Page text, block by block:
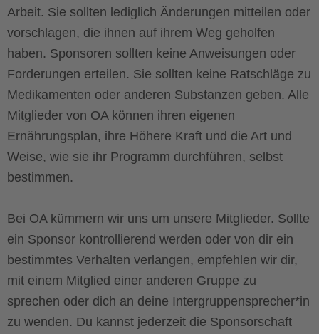
Arbeit. Sie sollten lediglich Änderungen mitteilen oder
vorschlagen, die ihnen auf ihrem Weg geholfen
haben. Sponsoren sollten keine Anweisungen oder
Forderungen erteilen. Sie sollten keine Ratschläge zu
Medikamenten oder anderen Substanzen geben. Alle
Mitglieder von OA können ihren eigenen
Ernährungsplan, ihre Höhere Kraft und die Art und
Weise, wie sie ihr Programm durchführen, selbst
bestimmen.
Bei OA kümmern wir uns um unsere Mitglieder. Sollte
ein Sponsor kontrollierend werden oder von dir ein
bestimmtes Verhalten verlangen, empfehlen wir dir,
mit einem Mitglied einer anderen Gruppe zu
sprechen oder dich an deine Intergruppensprecher*in
zu wenden. Du kannst jederzeit die Sponsorschaft